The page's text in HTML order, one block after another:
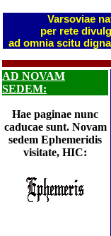
Varsoviae
per rete
ad omnia scitu
AD NOVAM
SEDEM:
Hae paginae nunc
caducae sunt. Novam
sedem Ephemeridis
visitate, HIC: